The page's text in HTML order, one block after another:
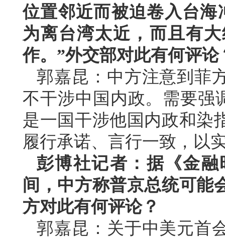
位置邻近而被迫卷入台
为离台湾太近，而且有
作。”外交部对此有何评论
郭嘉昆：中方注意到菲
不干涉中国内政。需要强
是一国干涉他国内政和染
履行承诺、言行一致，以
彭博社记者：据《金
间，中方称普京总统可能
方对此有何评论？
郭嘉昆：关于中美元首